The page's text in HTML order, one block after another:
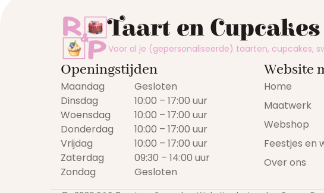
Taart en Cupcakes
Voor al je (gepersonaliseerde) taarten, cupcakes,
Openingstijden
Maandag
Dinsdag
Woensdag
Donderdag
Vrijdag
Zaterdag
Zondag
Gesloten
10:00 – 17:00 uur
10:00 – 17:00 uur
10:00 – 17:00 uur
10:00 – 17:00 uur
09:30 – 14:00 uur
Gesloten
Website
Home
Maatwerk
Webshop
Feestjes en
Over ons